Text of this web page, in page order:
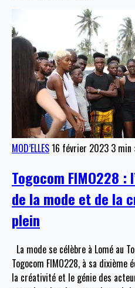
MOD’ELLES16 février 2023 3 min
Togocom FIMO228
de la mode et de la
plein
La mode se célèbre à Lomé au
Togocom FIMO228, à sa dixième
la créativité et le génie des